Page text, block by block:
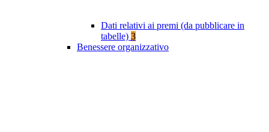
Dati relativi ai premi (da pubblicare in
tabelle) 3
Benessere organizzativo